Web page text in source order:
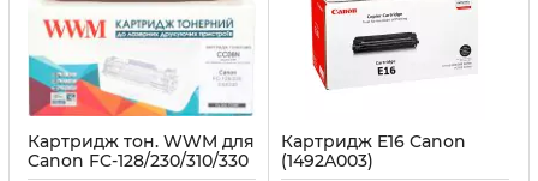
Картридж тон. WWM для
Canon FC-128/230/310/330
Картридж E16 Canon
(1492A003)